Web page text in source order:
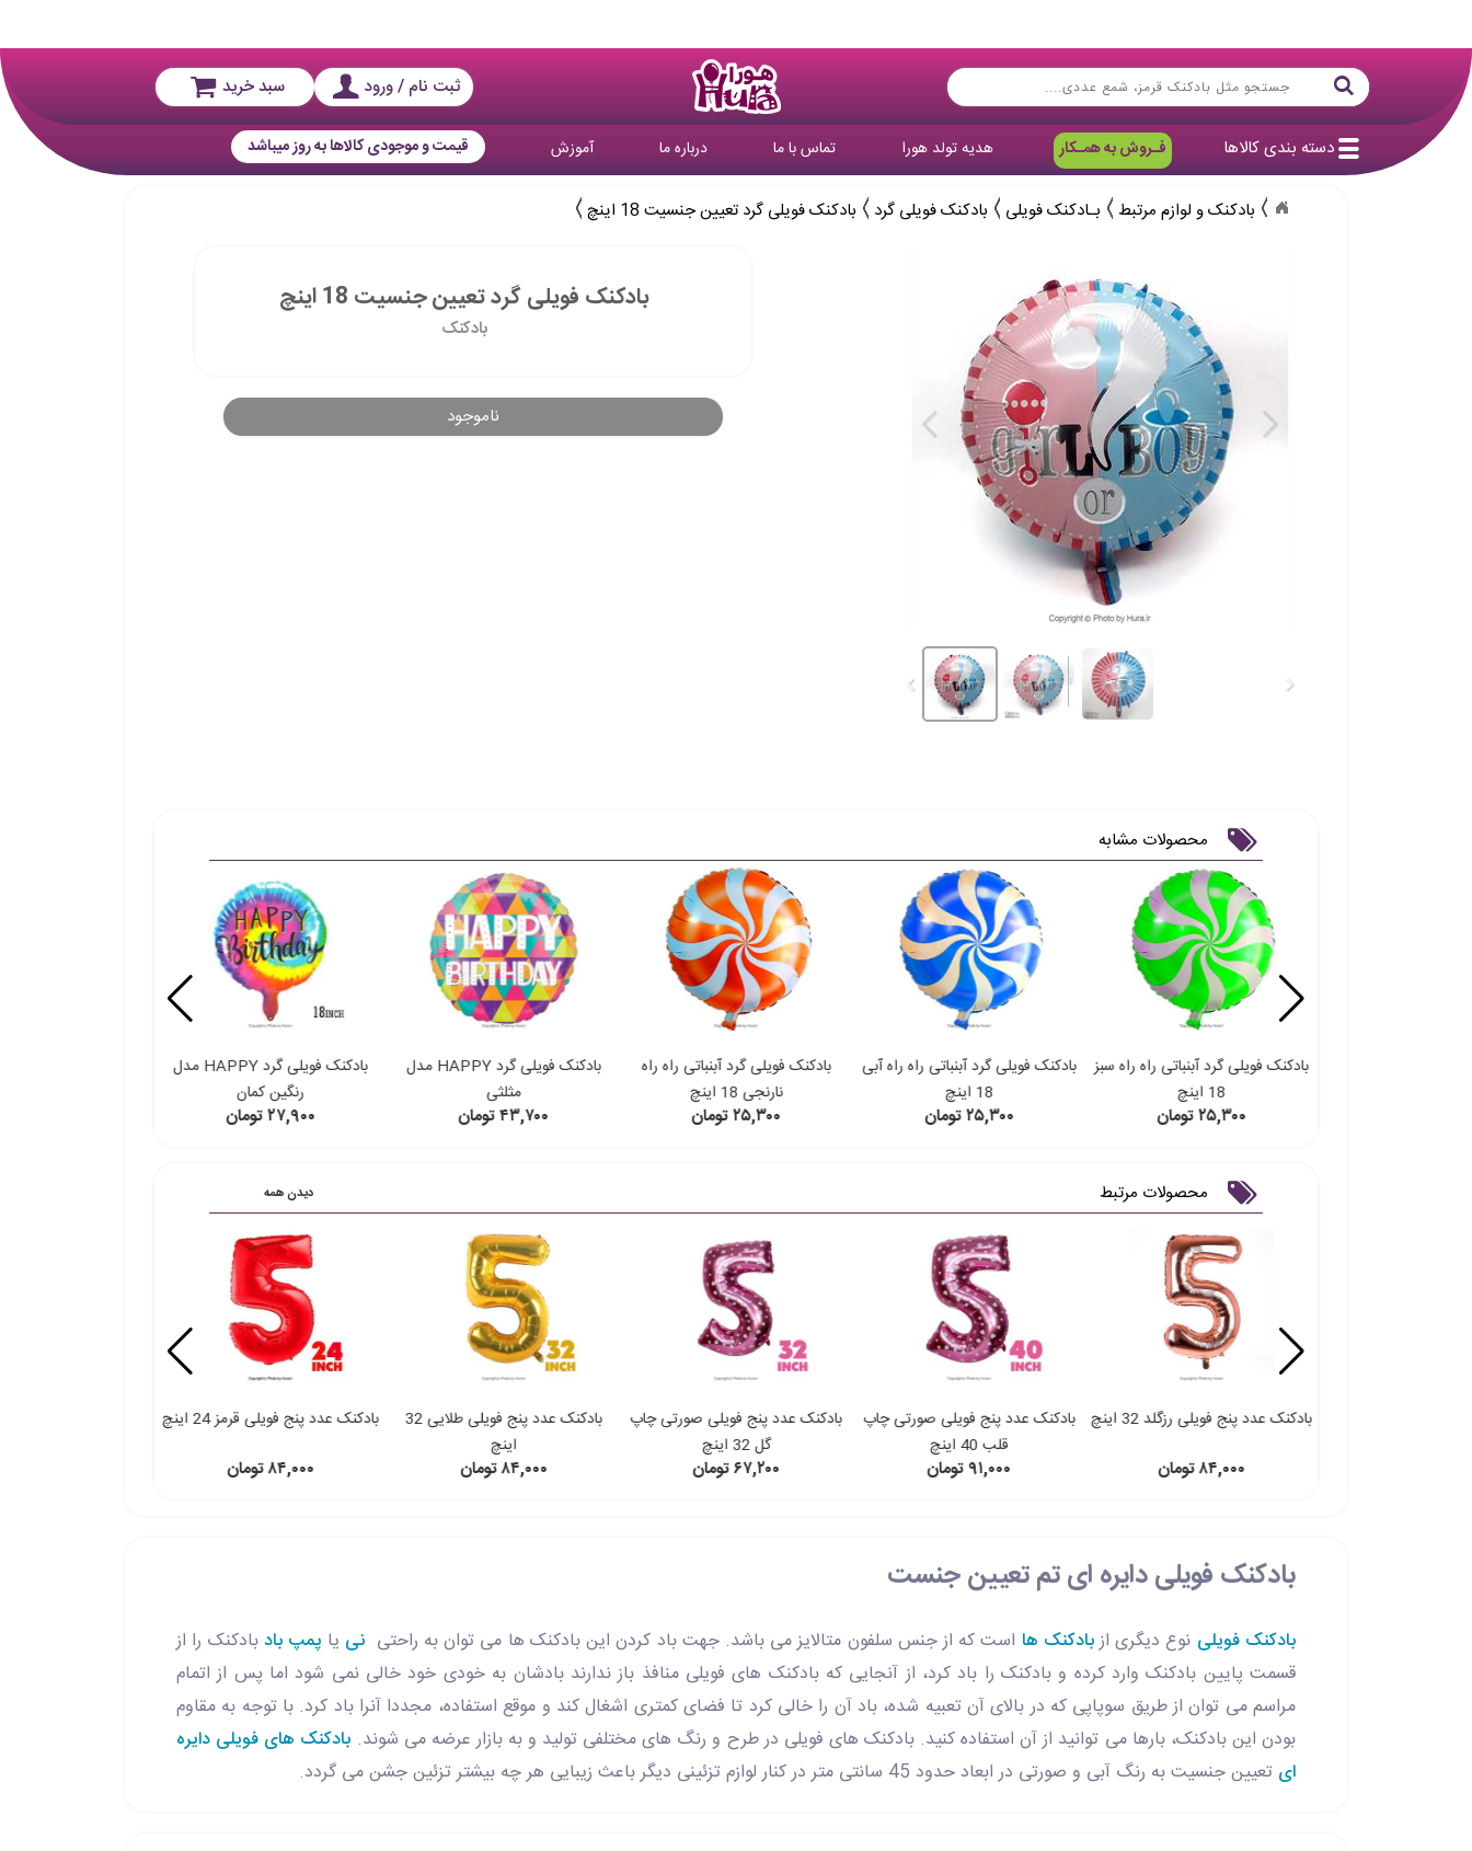
ثبت نام / ورود سبد خرید
دسته بندی کالاها فـروش به همـکار هدیه تولد هورا تماس با ما درباره ما آموزش قیمت و موجودی کالاها به روز میباشد
بادکنک و لوازم مرتبط بـادکنک فویلی بادکنک فویلی گرد بادکنک فویلی گرد تعیین جنسیت 18 اینچ
بادکنک فویلی گرد تعیین جنسیت 18 اینچ
بادکنک
ناموجود
محصولات مشابه
بادکنک فویلی گرد آبنباتی راه راه سبز
18 اینچ
۲۵,۳۰۰ تومان
بادکنک فویلی گرد آبنباتی راه راه آبی
18 اینچ
۲۵,۳۰۰ تومان
بادکنک فویلی گرد آبنباتی راه راه
نارنجی 18 اینچ
۲۵,۳۰۰ تومان
بادکنک فویلی گرد HAPPY مدل
مثلثی
۴۳,۷۰۰ تومان
بادکنک فویلی گرد HAPPY مدل
رنگین کمان
۲۷,۹۰۰ تومان
محصولات مرتبط دیدن همه
بادکنک عدد پنج فویلی رزگلد 32 اینچ
۸۴,۰۰۰ تومان
بادکنک عدد پنج فویلی صورتی چاپ
قلب 40 اینچ
۹۱,۰۰۰ تومان
بادکنک عدد پنج فویلی صورتی چاپ
گل 32 اینچ
۶۷,۲۰۰ تومان
بادکنک عدد پنج فویلی طلایی 32
اینچ
۸۴,۰۰۰ تومان
بادکنک عدد پنج فویلی قرمز 24 اینچ
۸۴,۰۰۰ تومان
بادکنک فویلی دایره ای تم تعیین جنست
بادکنک فویلی نوع دیگری ازبادکنک ها است که از جنس سلفون متالایز می باشد. جهت باد کردن این بادکنک ها می توان به راحتی نی یا پمپ بادبادکنک را از
قسمت پایین بادکنک وارد کرده و بادکنک را باد کرد، از آنجایی که بادکنک های فویلی منافذ باز ندارند بادشان به خودی خود خالی نمی شود اما پس از اتمام
مراسم می توان از طریق سوپاپی که در بالای آن تعبیه شده، باد آن را خالی کرد تا فضای کمتری اشغال کند و موقع استفاده، مجددا آنرا باد کرد. با توجه به مقاوم
بودن این بادکنک، بارها می توانید از آن استفاده کنید. بادکنک های فویلی در طرح و رنگ های مختلفی تولید و به بازار عرضه می شوند. بادکنک های فویلی دایره
ای تعیین جنسیت به رنگ آبی و صورتی در ابعاد حدود 45 سانتی متر در کنار لوازم تزئینی دیگر باعث زیبایی هر چه بیشتر تزئین جشن می گردد.